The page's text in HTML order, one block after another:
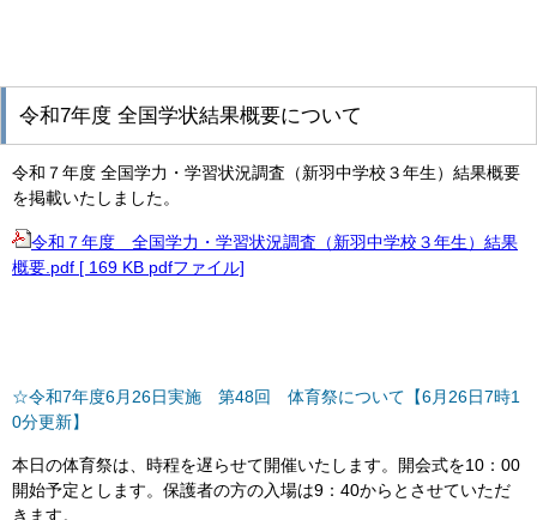
令和7年度 全国学状結果概要について
令和７年度 全国学力・学習状況調査（新羽中学校３年生）結果概要
を掲載いたしました。
令和７年度 全国学力・学習状況調査（新羽中学校３年生）結果
概要.pdf [ 169 KB pdfファイル]
☆令和7年度6月26日実施 第48回 体育祭について【6月26日7時1
0分更新】
本日の体育祭は、時程を遅らせて開催いたします。開会式を10：00
開始予定とします。保護者の方の入場は9：40からとさせていただ
きます。